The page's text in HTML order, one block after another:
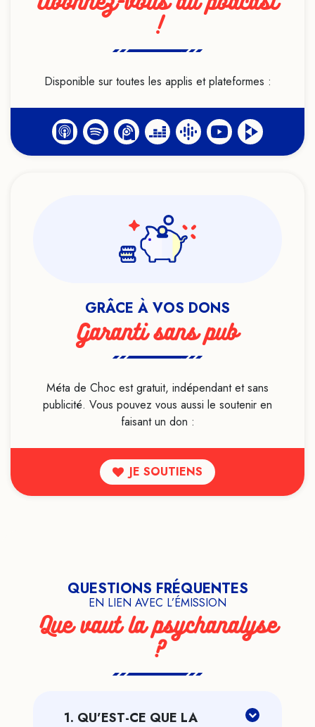
!
Disponible sur toutes les applis et plateformes :
GRÂCE À VOS DONS
Garanti sans pub
Méta de Choc est gratuit, indépendant et sans
publicité. Vous pouvez vous aussi le soutenir en
faisant un don :
JE SOUTIENS
QUESTIONS FRÉQUENTES
EN LIEN AVEC L’ÉMISSION
Que vaut la psychanalyse
?
1. QU’EST-CE QUE LA